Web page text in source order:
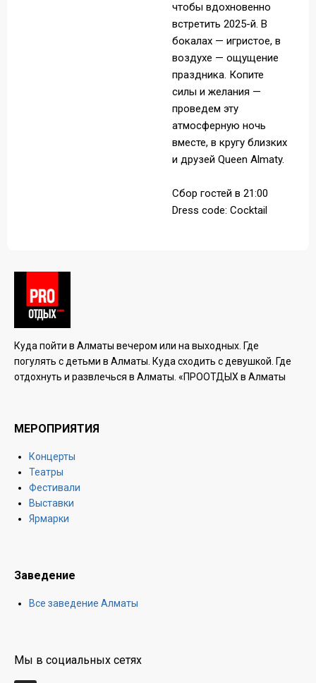
чтобы вдохновенно
встретить 2025-й. В
бокалах — игристое, в
воздухе — ощущение
праздника. Копите
силы и желания —
проведем эту
атмосферную ночь
вместе, в кругу близких
и друзей Queen Almaty.
Сбор гостей в 21:00
Dress code: Cocktail
Куда пойти в Алматы вечером или на выходных. Где
погулять с детьми в Алматы. Куда сходить с девушкой. Где
отдохнуть и развлечься в Алматы. «ПРООТДЫХ в Алматы
МЕРОПРИЯТИЯ
Концерты
Театры
Фестивали
Выставки
Ярмарки
Заведение
Все заведение Алматы
Мы в социальных сетях